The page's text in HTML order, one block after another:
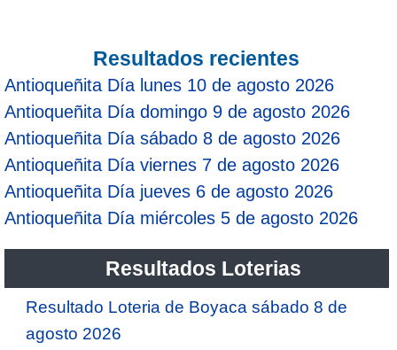
Resultados recientes
Antioqueñita Día lunes 10 de agosto 2026
Antioqueñita Día domingo 9 de agosto 2026
Antioqueñita Día sábado 8 de agosto 2026
Antioqueñita Día viernes 7 de agosto 2026
Antioqueñita Día jueves 6 de agosto 2026
Antioqueñita Día miércoles 5 de agosto 2026
Resultados Loterias
Resultado Loteria de Boyaca sábado 8 de
agosto 2026